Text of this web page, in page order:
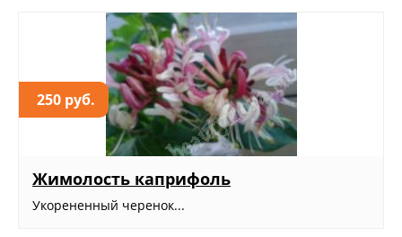
250 руб.
Жимолость каприфоль
Укорененный черенок...